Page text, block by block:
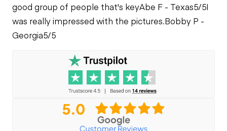
good group of people that's keyAbe F - Texas5/5I
was really impressed with the pictures.Bobby P -
Georgia5/5